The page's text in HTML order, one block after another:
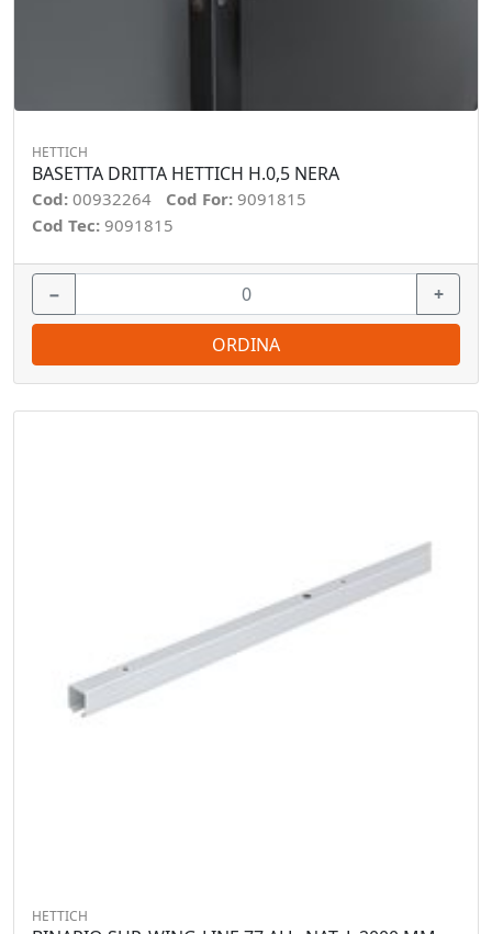
HETTICH
BASETTA DRITTA HETTICH H.0,5 NERA
Cod: 00932264 Cod For: 9091815
Cod Tec: 9091815
− +
ORDINA
HETTICH